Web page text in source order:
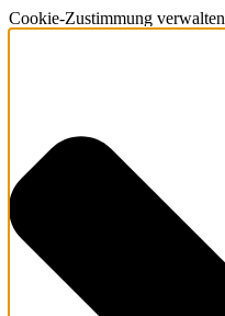
Cookie-Zustimmung verwalten